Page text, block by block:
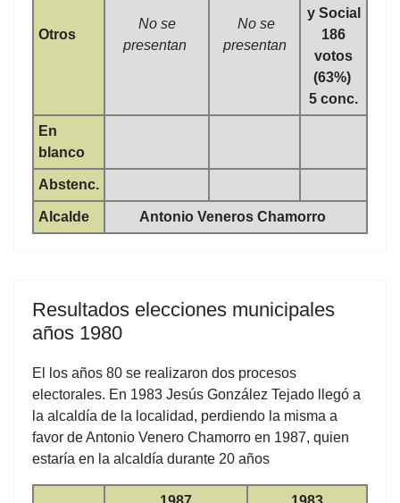
Otros
No se
presentan
No se
presentan
y Social
186
votos
(63%)
5 conc.
En
blanco
Abstenc.
Alcalde Antonio Veneros Chamorro
Resultados elecciones municipales
años 1980
El los años 80 se realizaron dos procesos
electorales. En 1983 Jesús González Tejado llegó a
la alcaldía de la localidad, perdiendo la misma a
favor de Antonio Venero Chamorro en 1987, quien
estaría en la alcaldía durante 20 años